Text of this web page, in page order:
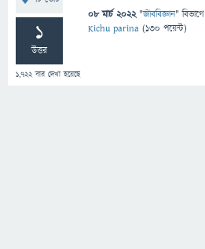
1
উত্তর
1,722বার দেখা হয়েছে
08 মার্চ 2022 "জীববিজ্ঞান" বিভাগে
Kichu parina (130 পয়েন্ট)